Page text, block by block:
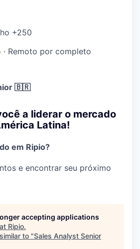
+250
· Remoto por completo
🇧🇷
a liderar o mercado
Latina!
em Ripio?
e encontrar seu próximo
accepting applications
Ripio.
to "Sales Analyst Senior